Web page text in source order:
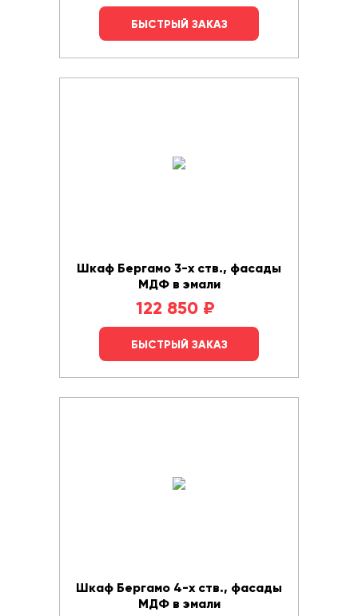
БЫСТРЫЙ ЗАКАЗ
Шкаф Бергамо 3-х ств., фасады
МДФ в эмали
122 850 ₽
БЫСТРЫЙ ЗАКАЗ
Шкаф Бергамо 4-х ств., фасады
МДФ в эмали